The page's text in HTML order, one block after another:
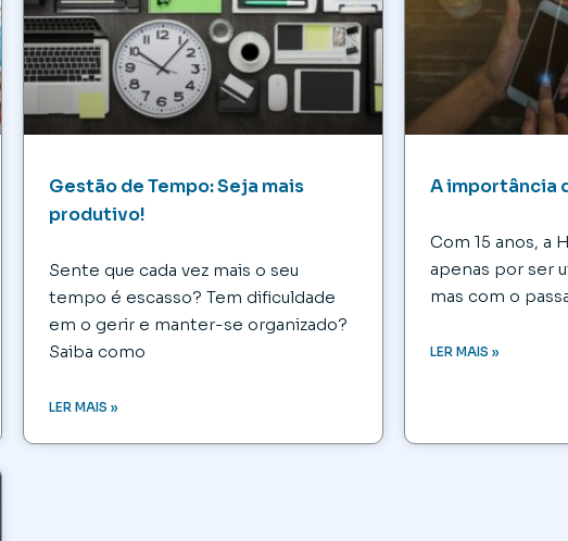
Gestão de Tempo: Seja mais
produtivo!
Sente que cada vez mais o seu
tempo é escasso? Tem dificuldade
em o gerir e manter-se organizado?
Saiba como
LER MAIS »
A importância
Com 15 anos, a
apenas por ser
mas com o
LER MAIS »